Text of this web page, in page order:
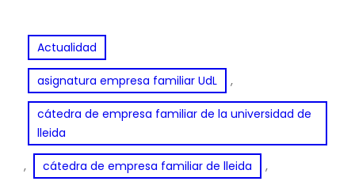
Actualidad
asignatura empresa familiar UdL ,
cátedra de empresa familiar de la universidad de
lleida
, cátedra de empresa familiar de lleida ,